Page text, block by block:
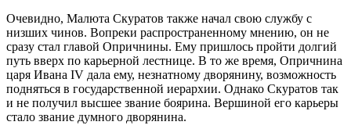
Очевидно, Малюта Скуратов также начал свою службу с
низших чинов. Вопреки распространенному мнению, он не
сразу стал главой Опричнины. Ему пришлось пройти долгий
путь вверх по карьерной лестнице. В то же время, Опричнина
царя Ивана IV дала ему, незнатному дворянину, возможность
подняться в государственной иерархии. Однако Скуратов так
и не получил высшее звание боярина. Вершиной его карьеры
стало звание думного дворянина.